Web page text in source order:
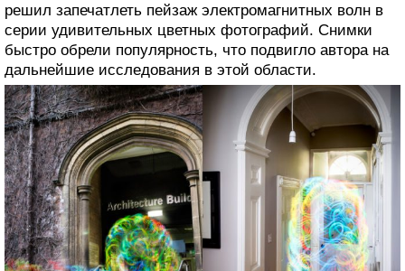
решил запечатлеть пейзаж электромагнитных волн в
серии удивительных цветных фотографий. Снимки
быстро обрели популярность, что подвигло автора на
дальнейшие исследования в этой области.